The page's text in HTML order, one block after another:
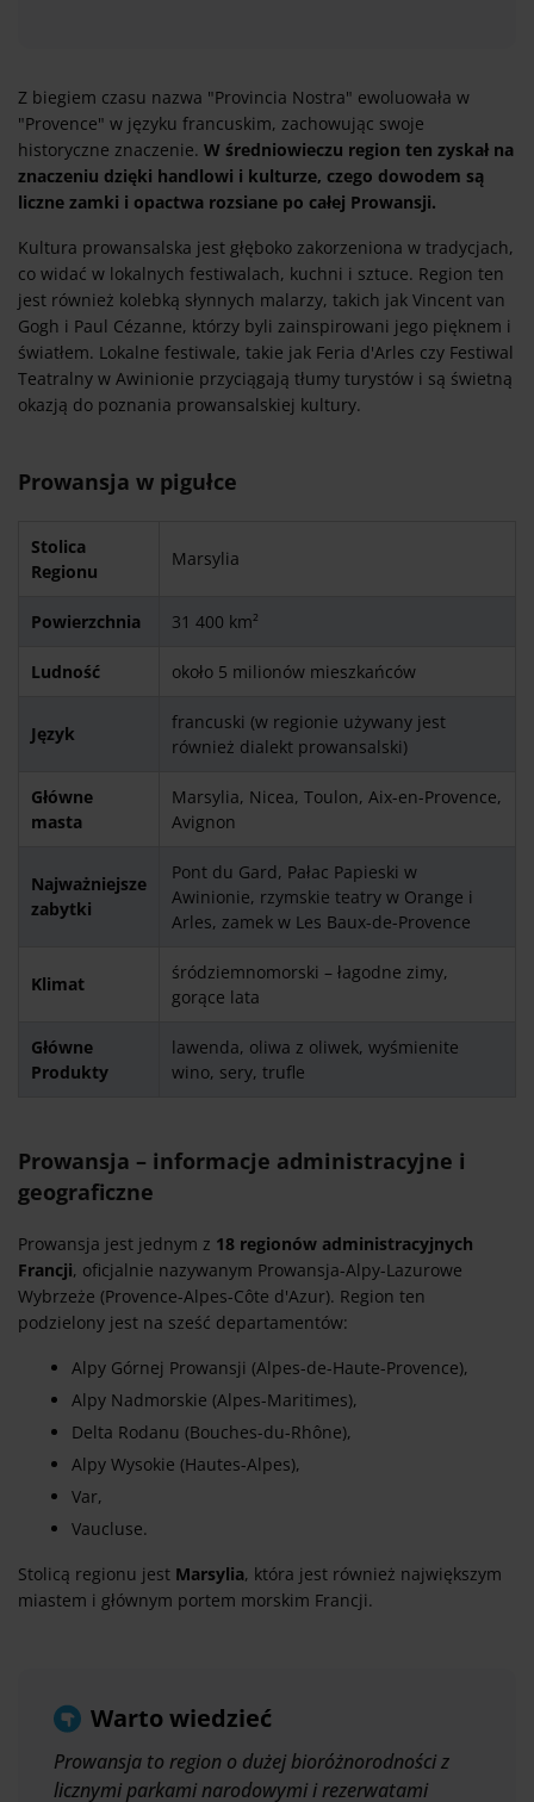
Z biegiem czasu nazwa "Provincia Nostra" ewoluowała w
"Provence" w języku francuskim, zachowując swoje
historyczne znaczenie. W średniowieczu region ten zyskał na
znaczeniu dzięki handlowi i kulturze, czego dowodem są
liczne zamki i opactwa rozsiane po całej Prowansji.
Kultura prowansalska jest głęboko zakorzeniona w tradycjach,
co widać w lokalnych festiwalach, kuchni i sztuce. Region ten
jest również kolebką słynnych malarzy, takich jak Vincent van
Gogh i Paul Cézanne, którzy byli zainspirowani jego pięknem i
światłem. Lokalne festiwale, takie jak Feria d'Arles czy Festiwal
Teatralny w Awinionie przyciągają tłumy turystów i są świetną
okazją do poznania prowansalskiej kultury.
Prowansja w pigułce
Stolica
Regionu
Marsylia
Powierzchnia 31 400 km²
Ludność około 5 milionów mieszkańców
Język
francuski (w regionie używany jest
również dialekt prowansalski)
Główne
masta
Marsylia, Nicea, Toulon, Aix-en-Provence,
Avignon
Najważniejsze
zabytki
Pont du Gard, Pałac Papieski w
Awinionie, rzymskie teatry w Orange i
Arles, zamek w Les Baux-de-Provence
Klimat
śródziemnomorski – łagodne zimy,
gorące lata
Główne
Produkty
lawenda, oliwa z oliwek, wyśmienite
wino, sery, trufle
Prowansja – informacje administracyjne i
geograficzne
Prowansja jest jednym z 18 regionów administracyjnych
Francji, oficjalnie nazywanym Prowansja-Alpy-Lazurowe
Wybrzeże (Provence-Alpes-Côte d'Azur). Region ten
podzielony jest na sześć departamentów:
Alpy Górnej Prowansji (Alpes-de-Haute-Provence),
Alpy Nadmorskie (Alpes-Maritimes),
Delta Rodanu (Bouches-du-Rhône),
Alpy Wysokie (Hautes-Alpes),
Var,
Vaucluse.
Stolicą regionu jest Marsylia, która jest również największym
miastem i głównym portem morskim Francji.
Warto wiedzieć
Prowansja to region o dużej bioróżnorodności z
licznymi parkami narodowymi i rezerwatami